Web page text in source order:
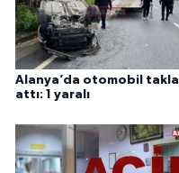
Alanya’da otomobil takla
attı: 1 yaralı